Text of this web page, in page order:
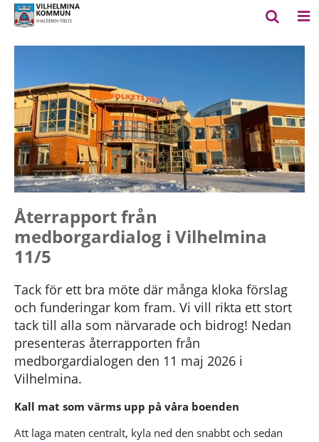
Återrapport från
medborgardialog i Vilhelmina
11/5
Tack för ett bra möte där många kloka förslag
och funderingar kom fram. Vi vill rikta ett stort
tack till alla som närvarade och bidrog! Nedan
presenteras återrapporten från
medborgardialogen den 11 maj 2026 i
Vilhelmina.
Kall mat som värms upp på våra boenden
Att laga maten centralt, kyla ned den snabbt och sedan